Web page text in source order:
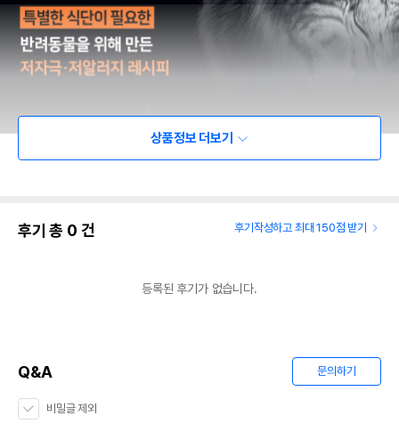
상품정보 더보기
후기 총 0 건 후기작성하고 최대 150점 받기
등록된 후기가 없습니다.
Q&A 문의하기
비밀글 제외